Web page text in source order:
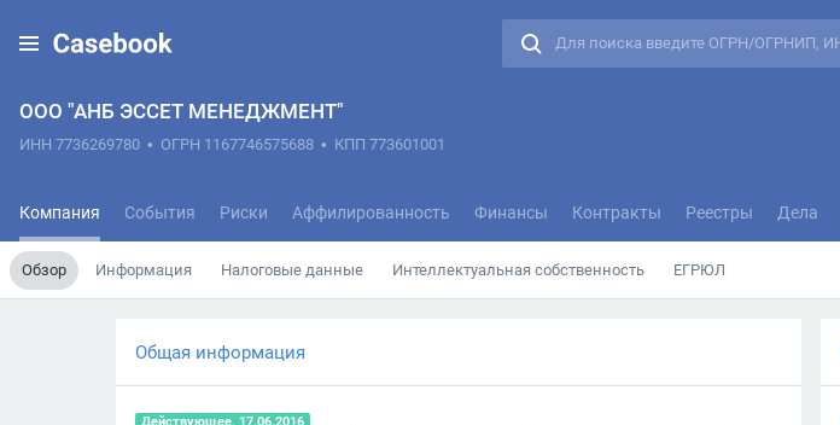
ООО "АНБ ЭССЕТ МЕНЕДЖМЕНТ"
ИНН 7736269780 • ОГРН 1167746575688 • КПП 773601001
Компания События Риски Аффилированность Финансы Контракты Реестры Дела
Обзор Информация Налоговые данные Интеллектуальная собственность ЕГРЮЛ
Общая информация
Действующее, 17.06.2016